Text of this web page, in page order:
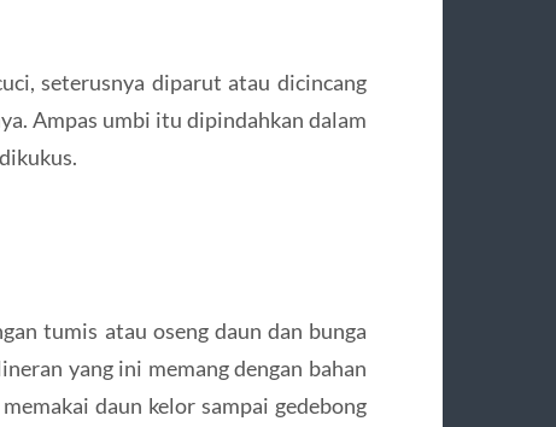
seterusnya diparut atau dicincang
Ampas umbi itu dipindahkan dalam
tumis atau oseng daun dan bunga
yang ini memang dengan bahan
daun kelor sampai gedebong